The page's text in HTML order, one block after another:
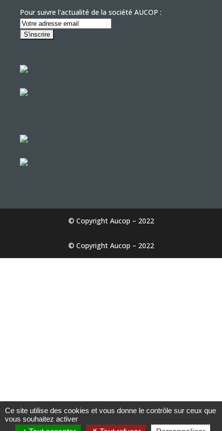
Pour suivre l'actualité de la société AUCOP :
© Copyright Aucop – 2022
© Copyright Aucop – 2022
Ce site utilise des cookies et vous donne le contrôle sur ceux que
vous souhaitez activer